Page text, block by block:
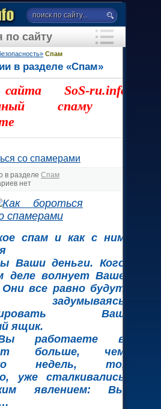
Спам
в разделе «Спам»
SoS-ru.info,
спаму в
со спамерами
в разделе Спам
нет
спам и как с ним
Ваши деньги. Кого
деле волнует Ваше
все равно будут
Ваш
ящик.
работаете в
больше, чем
недель, то,
уже сталкивались
явлением: Вы
по сайту